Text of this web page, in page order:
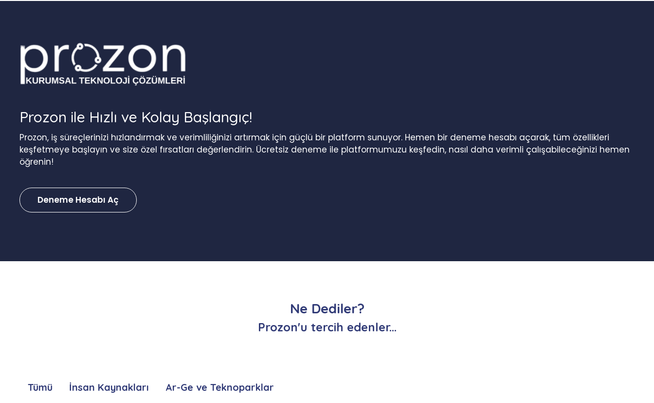
Prozon ile Hızlı ve Kolay Başlangıç!
Prozon, iş süreçlerinizi hızlandırmak ve verimliliğinizi artırmak için güçlü bir platform sunuyor. Hemen bir deneme hesabı açarak, tüm özellikleri
keşfetmeye başlayın ve size özel fırsatları değerlendirin. Ücretsiz deneme ile platformumuzu keşfedin, nasıl daha verimli çalışabileceğinizi hemen
öğrenin!
Deneme Hesabı Aç
Ne Dediler?
Prozon'u tercih edenler...
Tümü İnsan Kaynakları Ar-Ge ve Teknoparklar